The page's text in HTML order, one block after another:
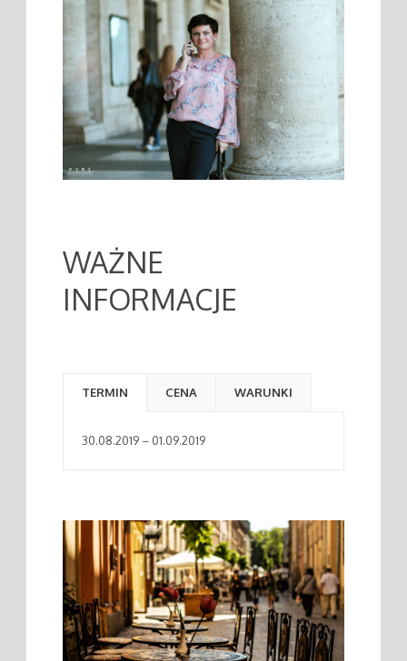
WAŻNE
INFORMACJE
TERMIN CENA WARUNKI
30.08.2019 – 01.09.2019